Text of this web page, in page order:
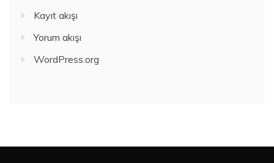
Kayıt akışı
Yorum akışı
WordPress.org